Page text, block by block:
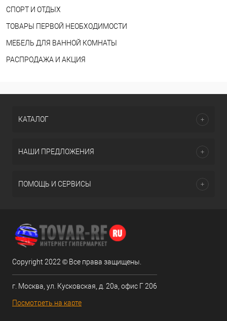
СПОРТ И ОТДЫХ
ТОВАРЫ ПЕРВОЙ НЕОБХОДИМОСТИ
МЕБЕЛЬ ДЛЯ ВАННОЙ КОМНАТЫ
РАСПРОДАЖА И АКЦИЯ
КАТАЛОГ
НАШИ ПРЕДЛОЖЕНИЯ
ПОМОЩЬ И СЕРВИСЫ
Copyright 2022 © Все права защищены.
г. Москва, ул. Кусковская, д. 20а, офис Г 206
Посмотреть на карте